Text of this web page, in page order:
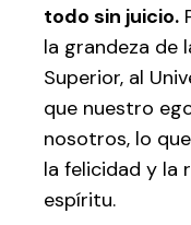
todo sin juicio.
la grandeza de
Superior, al
que nuestro
nosotros, lo
la felicidad y la
espíritu.